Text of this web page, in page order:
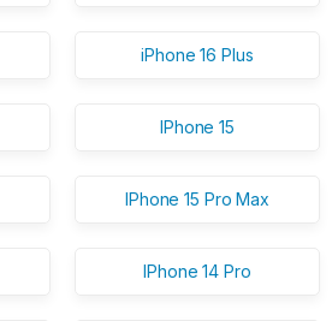
iPhone 16 Plus
IPhone 15
IPhone 15 Pro Max
IPhone 14 Pro